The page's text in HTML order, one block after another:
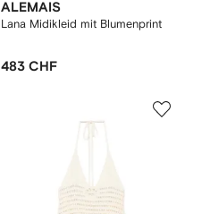
ALEMAIS
Lana Midikleid mit Blumenprint
483 CHF